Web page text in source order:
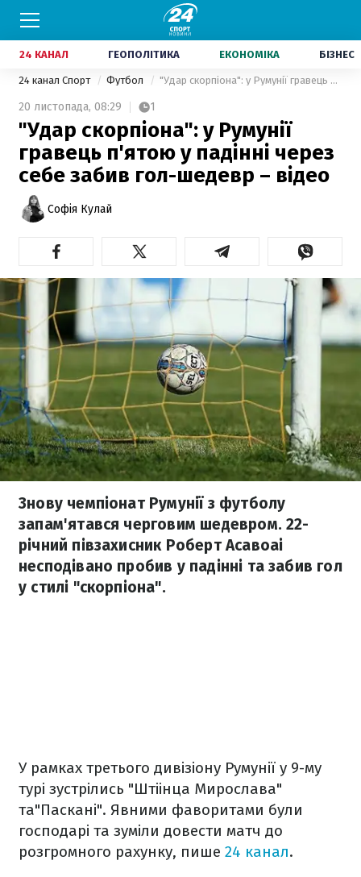
24 КАНАЛ ГЕОПОЛІТИКА ЕКОНОМІКА БІЗНЕС
24 канал Спорт Футбол "Удар скорпіона": у Румунії гравець п'ятою у падінні через себе забив гол-шедевр – відео
20 листопада, 08:29 1
"Удар скорпіона": у Румунії
гравець п'ятою у падінні через
себе забив гол-шедевр – відео
Софія Кулай
Знову чемпіонат Румунії з футболу
запам'ятався черговим шедевром. 22-
річний півзахисник Роберт Асавоаі
несподівано пробив у падінні та забив гол
у стилі "скорпіона".
У рамках третього дивізіону Румунії у 9-му
турі зустрілись "Штіінца Мирослава"
та"Паскані". Явними фаворитами були
господарі та зуміли довести матч до
розгромного рахунку, пише 24 канал.